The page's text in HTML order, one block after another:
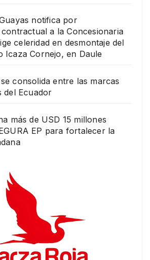
notifica por
a la Concesionaria
celeridad en desmontaje del
Icaza Cornejo, en Daule
consolida entre las marcas
del Ecuador
más de USD 15 millones
EP para fortalecer la